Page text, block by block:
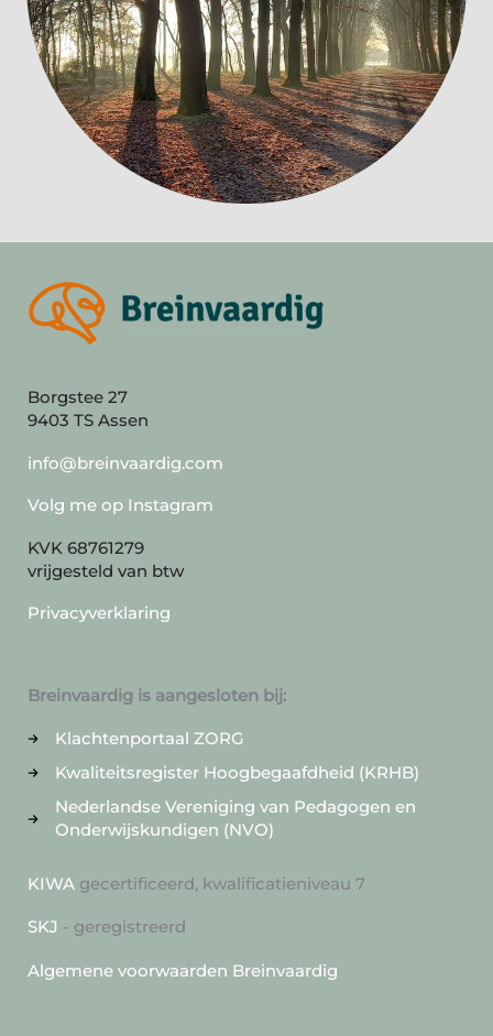
Borgstee 27
9403 TS Assen
info@breinvaardig.com
Volg me op Instagram
KVK 68761279
vrijgesteld van btw
Privacyverklaring
Breinvaardig is aangesloten bij:
Klachtenportaal ZORG
Kwaliteitsregister Hoogbegaafdheid (KRHB)
Nederlandse Vereniging van Pedagogen en
Onderwijskundigen (NVO)
KIWA gecertificeerd, kwalificatieniveau 7
SKJ - geregistreerd
Algemene voorwaarden Breinvaardig